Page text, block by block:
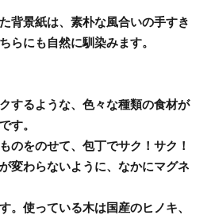
背景紙は、素朴な風合いの手すき
らにも自然に馴染みます。
するような、色々な種類の食材が
す。
のをのせて、包丁でサク！サク！
変わらないように、なかにマグネ
。使っている木は国産のヒノキ、